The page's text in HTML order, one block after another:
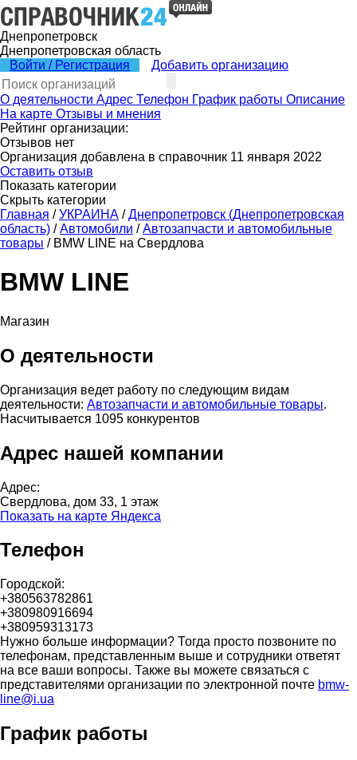
Днепропетровск
Днепропетровская область
Войти / Регистрация
Добавить организацию
О деятельности Адрес Телефон График работы Описание
На карте Отзывы и мнения
Рейтинг организации:
Отзывов нет
Организация добавлена в справочник 11 января 2022
Оставить отзыв
Показать категории
Скрыть категории
Главная / УКРАИНА / Днепропетровск (Днепропетровская
область) / Автомобили / Автозапчасти и автомобильные
товары / BMW LINE на Свердлова
BMW LINE
Магазин
О деятельности
Организация ведет работу по следующим видам
деятельности: Автозапчасти и автомобильные товары.
Насчитывается 1095 конкурентов
Адрес нашей компании
Адрес:
Свердлова, дом 33, 1 этаж
Показать на карте Яндекса
Телефон
Городской:
+380563782861
+380980916694
+380959313173
Нужно больше информации? Тогда просто позвоните по
телефонам, представленным выше и сотрудники ответят
на все ваши вопросы. Также вы можете связаться с
представителями организации по электронной почте bmw-
line@i.ua
График работы